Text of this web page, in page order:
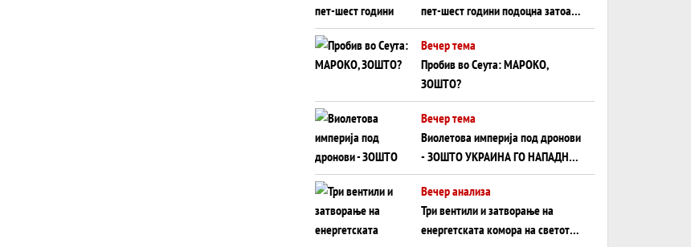
пет-шест години подоцна затоа
што НЕМААТ ВНУЦИ ДА ГИ
ЗАМЕНАТ
Вечер тема
Пробив во Сеута: МАРОКО,
ЗОШТО?
Вечер тема
Виолетова империја под дронови
- ЗОШТО УКРАИНА ГО НАПАДНА
РУСКИОТ WILDBERRIES
Вечер анализа
Три вентили и затворање на
енергетската комора на светот: